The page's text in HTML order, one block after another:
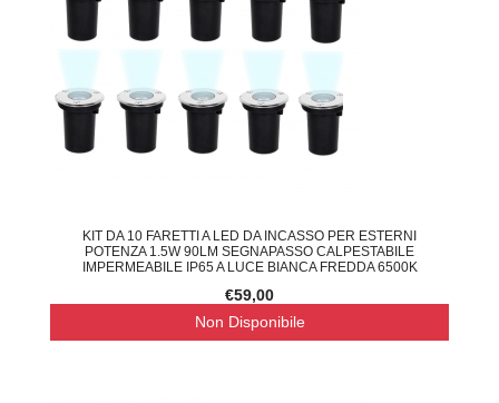
KIT DA 10 FARETTI A LED DA INCASSO PER ESTERNI
POTENZA 1.5W 90LM SEGNAPASSO CALPESTABILE
IMPERMEABILE IP65 A LUCE BIANCA FREDDA 6500K
€59,00
Non Disponibile